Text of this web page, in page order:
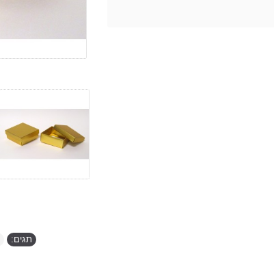
תגים: